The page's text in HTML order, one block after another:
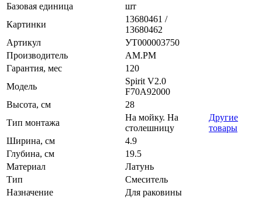
Базовая единица
шт
Картинки
13680461 /
13680462
Артикул
УТ000003750
Производитель
AM.PM
Гарантия, мес
120
Модель
Spirit V2.0
F70A92000
Высота, см
28
Тип монтажа
На мойку. На
столешницу
Другие
товары
Ширина, см
4.9
Глубина, см
19.5
Материал
Латунь
Тип
Смеситель
Назначение
Для раковины